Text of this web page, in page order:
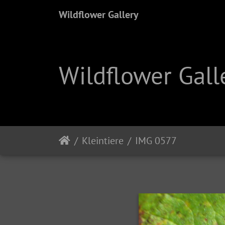
Wildflower Gallery
Wildflower
Kleintiere IMG 0577